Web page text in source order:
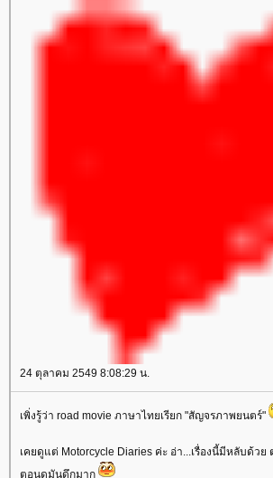
24 ตุลาคม 2549 8:08:29 น.
เพิ่งรู้ว่า road movie ภาษาไทยเรียก "สัญจรภาพยนตร์"
เคยดูแต่ Motorcycle Diaries ค่ะ อ่า...เรื่องนี้มีหลับด้วย
ตอนดูมันดึกมาก